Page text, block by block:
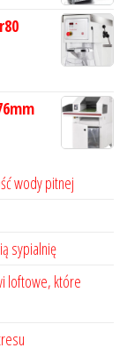
wody pitnej
sypialnię
loftowe, które